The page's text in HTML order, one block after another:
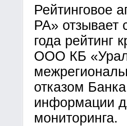
Рейтинговое
РА» отзывает
года рейтинг
ООО КБ
отказом
информации
мониторинга.